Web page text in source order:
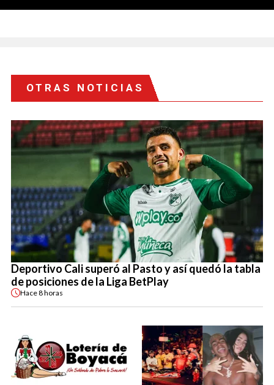
OTRAS NOTICIAS
Deportivo Cali superó al Pasto y así quedó la tabla
de posiciones de la Liga BetPlay
Hace8 horas